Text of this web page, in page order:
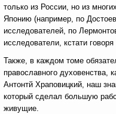
только из России, но из
Японию (например, по
исследователей, по
исследователи, кстати
Также, в каждом томе
православного духовенства,
Антонтй Храповицкий, наш
который сделал большую
живущие.